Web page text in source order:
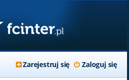
Zaloguj się
Zarejestruj się